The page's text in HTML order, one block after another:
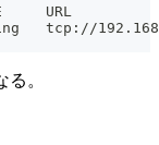
URL
tcp://
。